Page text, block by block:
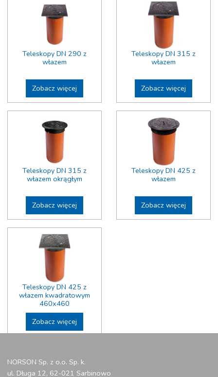
Teleskopy DN 290 z
włazem
Zobacz więcej
Teleskopy DN 315 z
włazem
Zobacz więcej
Teleskopy DN 315 z
włazem okrągłym
Zobacz więcej
Teleskopy DN 425 z
włazem
Zobacz więcej
Teleskopy DN 425 z
włazem kwadratowym
460x460
Zobacz więcej
NORSON Sp. z o.o. Sp. k.
ul. Długa 12, 62-021 Sarbinowo